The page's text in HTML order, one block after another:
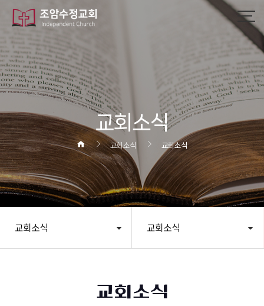
교회소식
교회소식 교회소식
교회소식 교회소식
교회소식